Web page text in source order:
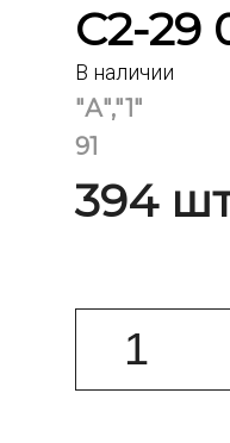
С2-29
В наличии
"А","1"
91
394